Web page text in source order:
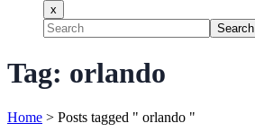
x
Search
Tag: orlando
Home > Posts tagged " orlando "